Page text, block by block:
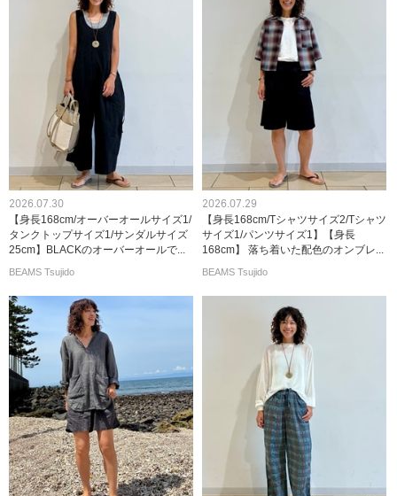
2026.07.30
【身長168cm/オーバーオールサイズ1/
タンクトップサイズ1/サンダルサイズ
25cm】BLACKのオーバーオールで...
BEAMS Tsujido
2026.07.29
【身長168cm/Tシャツサイズ2/Tシャツ
サイズ1/パンツサイズ1】【身長
168cm】 落ち着いた配色のオンブレ...
BEAMS Tsujido